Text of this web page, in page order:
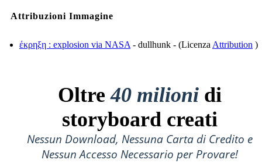
Attribuzioni Immagine
έκρηξη : explosion via NASA - dullhunk - (Licenza Attribution )
Oltre40 milioni di
storyboard creati
Nessun Download, Nessuna Carta di Credito e
Nessun Accesso Necessario per Provare!